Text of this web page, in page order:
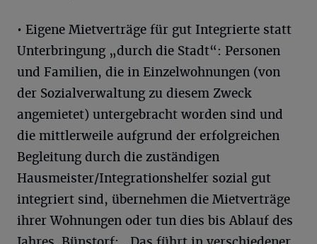
• Eigene Mietverträge für gut Integrierte statt
Unterbringung „durch die Stadt“: Personen
und Familien, die in Einzelwohnungen (von
der Sozialverwaltung zu diesem Zweck
angemietet) untergebracht worden sind und
die mittlerweile aufgrund der erfolgreichen
Begleitung durch die zuständigen
Hausmeister/Integrationshelfer sozial gut
integriert sind, übernehmen die Mietverträge
ihrer Wohnungen oder tun dies bis Ablauf des